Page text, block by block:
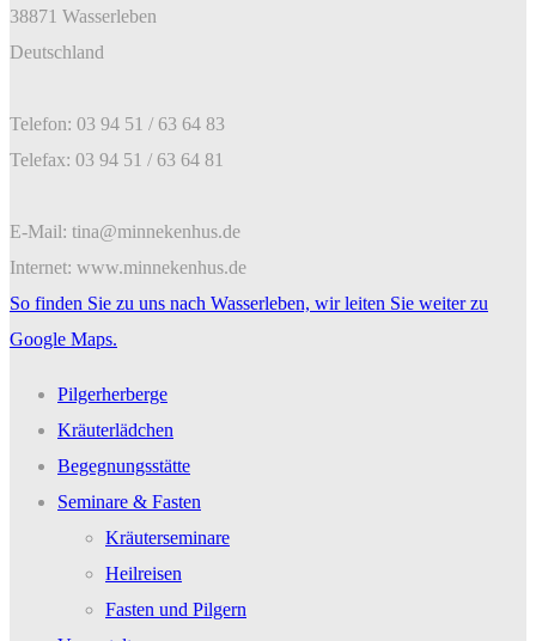
38871 Wasserleben
Deutschland
Telefon: 03 94 51 / 63 64 83
Telefax: 03 94 51 / 63 64 81
E-Mail: tina@minnekenhus.de
Internet: www.minnekenhus.de
So finden Sie zu uns nach Wasserleben, wir leiten Sie weiter zu
Google Maps.
Pilgerherberge
Kräuterlädchen
Begegnungsstätte
Seminare & Fasten
Kräuterseminare
Heilreisen
Fasten und Pilgern